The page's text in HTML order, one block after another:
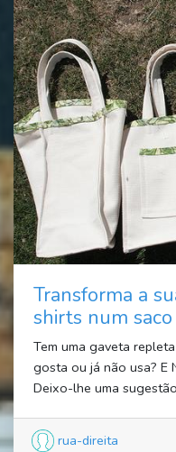
Transforma a
shirts num
Tem uma gaveta
gosta ou já não usa? E
Deixo-lhe uma
rua-direita